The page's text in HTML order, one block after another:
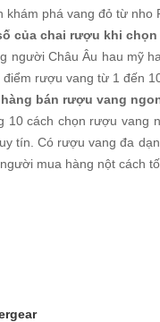
phá vang đỏ từ nho
của chai rượu khi
người Châu Âu hau mỹ
rượu vang từ 1 đến
hàng bán rượu vang
10 cách chọn rượu vang
tín. Có rượu vang đa
mua hàng nột cách